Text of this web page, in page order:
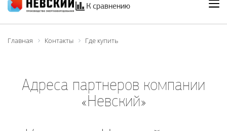
К сравнению
Главная Контакты Где купить
Адреса партнеров компании
«Невский»